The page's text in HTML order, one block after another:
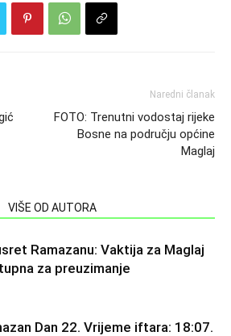
Naredni članak
FOTO: Trenutni vodostaj rijeke
Bosne na području općine
Maglaj
VIŠE OD AUTORA
Ramazanu: Vaktija za Maglaj
za preuzimanje
Dan 22. Vrijeme iftara: 18:07.